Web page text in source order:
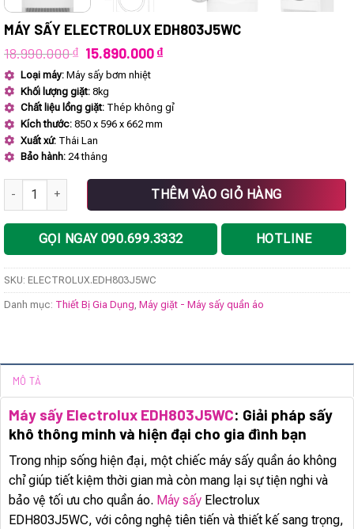
MÁY SẤY ELECTROLUX EDH803J5WC
18.990.000₫ Giá
gốc
là:
18.990.000 ₫.
15.890.000₫Giá
15.890.000 ₫.
Loại máy: Máy sấy bơm nhiệt
Khối lượng giặt: 8kg
Chất liệu lồng giặt: Thép không gỉ
Kích thước: 850 x 596 x 662 mm
Xuất xứ: Thái Lan
Bảo hành: 24 tháng
Máy sấy ELECTROLUX EDH803J5WC số lượng
THÊM VÀO GIỎ HÀNG
GỌI NGAY 090.699.3332 HOTLINE
SKU: ELECTROLUX.EDH803J5WC
Danh mục: Thiết Bị Gia Dụng Máy giặt - Máy sấy quần áo
MÔ TẢ
Máy sấy Electrolux EDH803J5WC: Giải pháp sấy
khô thông minh và hiện đại cho gia đình bạn
Trong nhịp sống hiện đại, một chiếc máy sấy quần áo không
chỉ giúp tiết kiệm thời gian mà còn mang lại sự tiện nghi và
bảo vệ tối ưu cho quần áo. Máy sấy Electrolux
EDH803J5WC, với công nghệ tiên tiến và thiết kế sang trọng,